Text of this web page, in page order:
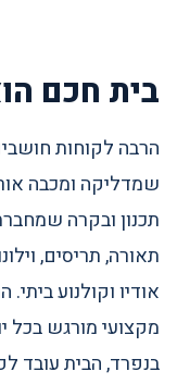
בית חכם
הרבה לקוחות
שמדליקה ומכבה
תכנון ובקרה
תאורה, תריסים,
אודיו וקולנוע
מקצועי מורגש
בנפרד, הבית עובד